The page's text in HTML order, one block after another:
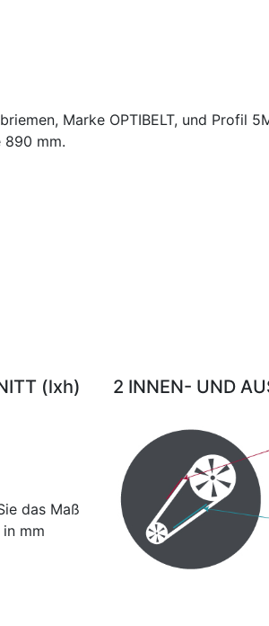
Marke OPTIBELT, und Profil
890 mm.
(lxh)
das Maß
mm
2 INNEN- UND